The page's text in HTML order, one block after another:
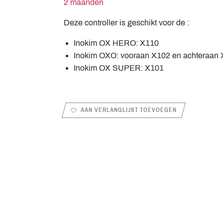
2 maanden
Deze controller is geschikt voor de :
Inokim OX HERO: X110
Inokim OXO: vooraan X102 en achteraan
Inokim OX SUPER: X101
AAN VERLANGLIJST TOEVOEGEN